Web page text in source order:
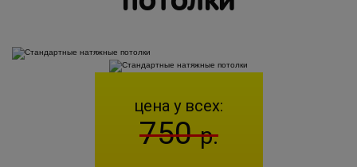
цена у всех:
750р.